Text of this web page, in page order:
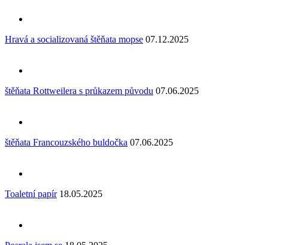
Hravá a socializovaná štěňata mopse 07.12.2025
štěňata Rottweilera s průkazem původu 07.06.2025
štěňata Francouzského buldočka 07.06.2025
Toaletní papír 18.05.2025